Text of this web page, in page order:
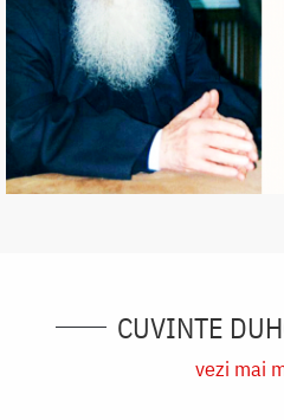
CUVINTE
vezi mai